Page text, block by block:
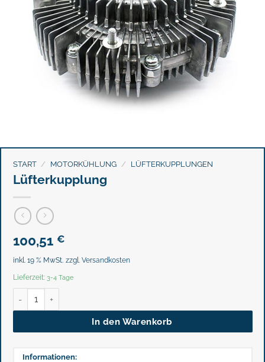
START / MOTORKÜHLUNG / LÜFTERKUPPLUNGEN
Lüfterkupplung
100,51 €
inkl. 19 % MwSt. zzgl. Versandkosten
Lieferzeit: 3-4 Tage
In den Warenkorb
Informationen: